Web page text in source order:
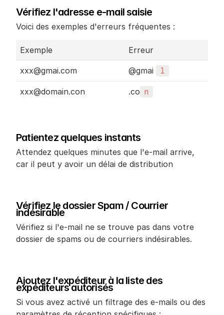
Vérifiez l'adresse e-mail saisie
Voici des exemples d'erreurs fréquentes :
Exemple Erreur
xxx@gmai.com @gmai l
xxx@domain.con .co n
Patientez quelques instants
Attendez quelques minutes que l'e-mail arrive,
car il peut y avoir un délai de distribution
Vérifiez le dossier Spam / Courrier
indésirable
Vérifiez si l'e-mail ne se trouve pas dans votre
dossier de spams ou de courriers indésirables.
Ajoutez l'expéditeur à la liste des
expéditeurs autorisés
Si vous avez activé un filtrage des e-mails ou des